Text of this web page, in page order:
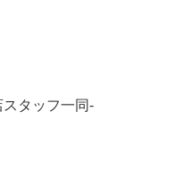
タッフ一同-